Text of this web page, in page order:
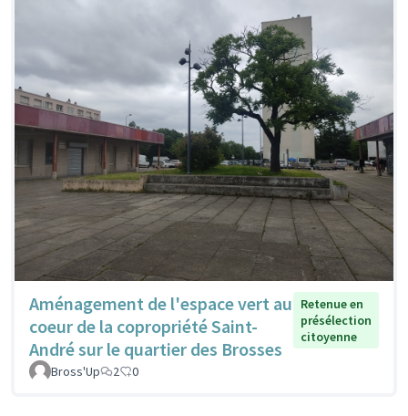
Aménagement de l'espace vert au
coeur de la copropriété Saint-
André sur le quartier des Brosses
Retenue en
présélection
citoyenne
Bross'Up 2 0